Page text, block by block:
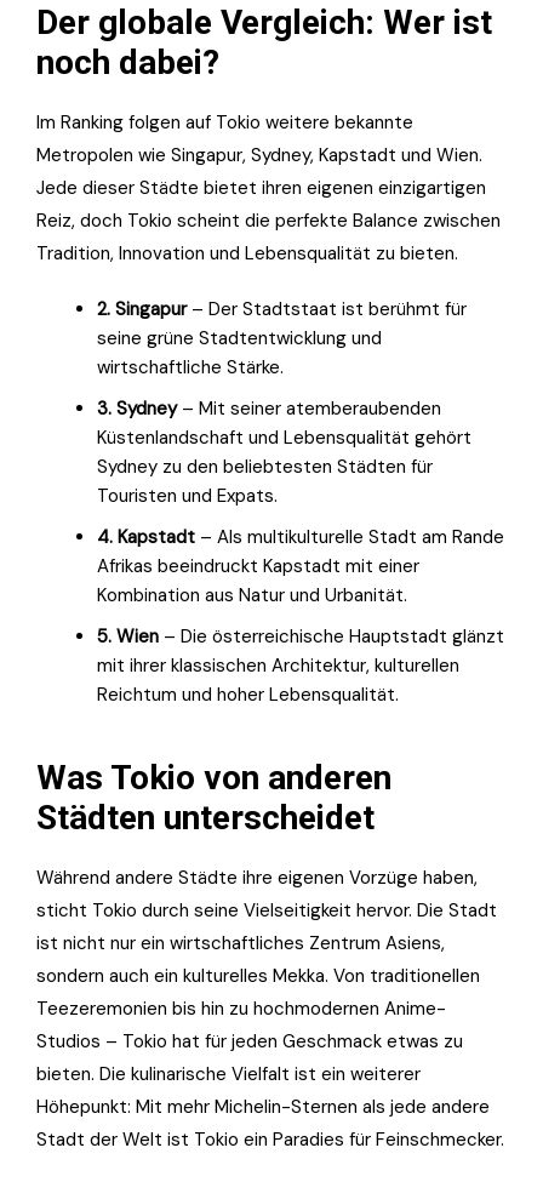
Der globale Vergleich: Wer ist
noch dabei?
Im Ranking folgen auf Tokio weitere bekannte
Metropolen wie Singapur, Sydney, Kapstadt und Wien.
Jede dieser Städte bietet ihren eigenen einzigartigen
Reiz, doch Tokio scheint die perfekte Balance zwischen
Tradition, Innovation und Lebensqualität zu bieten.
2. Singapur– Der Stadtstaat ist berühmt für
seine grüne Stadtentwicklung und
wirtschaftliche Stärke.
3. Sydney– Mit seiner atemberaubenden
Küstenlandschaft und Lebensqualität gehört
Sydney zu den beliebtesten Städten für
Touristen und Expats.
4. Kapstadt – Als multikulturelle Stadt am Rande
Afrikas beeindruckt Kapstadt mit einer
Kombination aus Natur und Urbanität.
5. Wien – Die österreichische Hauptstadt glänzt
mit ihrer klassischen Architektur, kulturellen
Reichtum und hoher Lebensqualität.
Was Tokio von anderen
Städten unterscheidet
Während andere Städte ihre eigenen Vorzüge haben,
sticht Tokio durch seine Vielseitigkeit hervor. Die Stadt
ist nicht nur ein wirtschaftliches Zentrum Asiens,
sondern auch ein kulturelles Mekka. Von traditionellen
Teezeremonien bis hin zu hochmodernen Anime-
Studios – Tokio hat für jeden Geschmack etwas zu
bieten. Die kulinarische Vielfalt ist ein weiterer
Höhepunkt: Mit mehr Michelin-Sternen als jede andere
Stadt der Welt ist Tokio ein Paradies für Feinschmecker.